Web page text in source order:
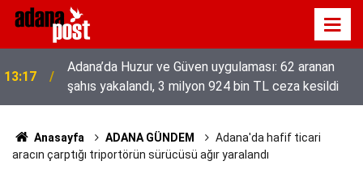
13:17
Adana’da Huzur ve Güven uygulaması: 62 aranan
şahıs yakalandı, 3 milyon 924 bin TL ceza kesildi
Anasayfa ADANA GÜNDEM
Adana'da hafif ticari
aracın çarptığı triportörün sürücüsü ağır yaralandı